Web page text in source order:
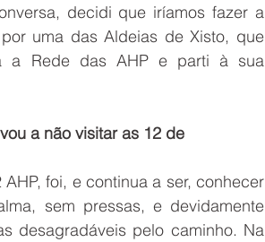
decidi que iríamos fazer a
uma das Aldeias de Xisto, que
a Rede das AHP e parti à sua
a não visitar as 12 de
foi, e continua a ser, conhecer
sem pressas, e devidamente
desagradáveis pelo caminho. Na